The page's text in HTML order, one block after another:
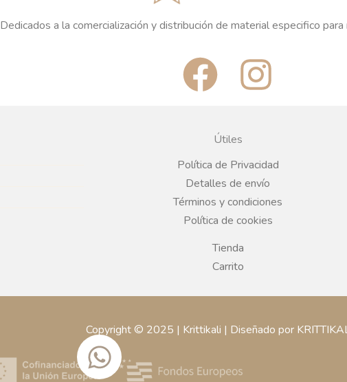
Dedicados a la comercialización y distribución de material especifico
F
a
c
e
b
o
o
k
I
n
t
a
a
m
Útiles
Política de Privacidad
Detalles de envío
Términos y condiciones
Política de cookies
Tienda
Carrito
Copyright © 2025 | Krittikali | Diseñado por